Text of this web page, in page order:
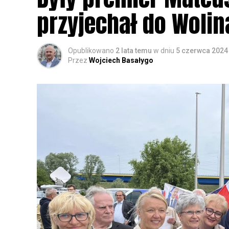
przyjechał do
Opublikowano 2 lata temu w dniu 5 czerwca 2024
Przez Wojciech Basałygo